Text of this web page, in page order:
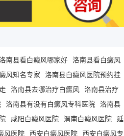
洛南县看白癜风哪家好 洛南县看白癜风
风知名专家 洛南县白癜风医院预约挂
洛南县去哪治疗白癜风
洛南县治疗
洛南县有没有白癜风专科医院 洛南县
咸阳白癜风医院 渭南白癜风医院 延
风医院 西安白癜风医院 西安白癜风专